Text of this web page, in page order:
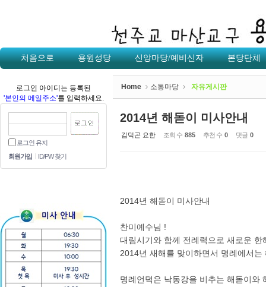
처음으로 용원성당 신앙마당/예비신자 본당단체
로그인 아이디는 등록된
'본인의 메일주소'를 입력하세요.
로그인 유지
회원가입
ID/PW 찾기
Home 소통마당 자유게시판
2014년 해돋이 미사안내
김덕곤 요한 조회 수 885 추천 수 0 댓글 0
2014년 해돋이 미사안내
찬미예수님 !
대림시기와 함께 전례력으로 새로운
2014년 새해를 맞이하면서 명례에서
명례언덕은 낙동강을 비추는 해돋이와
Sketchbook5, 스케치북5
Sketchbook5, 스케치북5